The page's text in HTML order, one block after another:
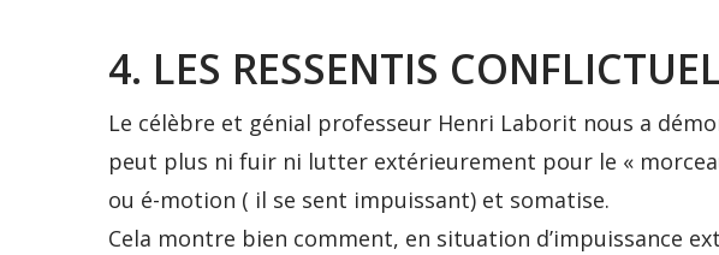
4. LES RESSENTIS
Le célèbre et génial professeur Henri Laborit nous a
peut plus ni fuir ni lutter extérieurement pour le «
ou é-motion ( il se sent impuissant) et somatise.
Cela montre bien comment, en situation d’impuissance